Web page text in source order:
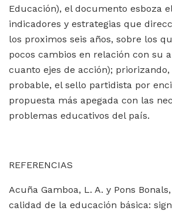
Educación), el documento esboza
indicadores y estrategias que
los proximos seis años, sobre los
pocos cambios en relación con su
cuanto ejes de acción);
probable, el sello partidista por
propuesta más apegada con las
problemas educativos del país.
REFERENCIAS
Acuña Gamboa, L. A. y Pons
calidad de la educación básica: